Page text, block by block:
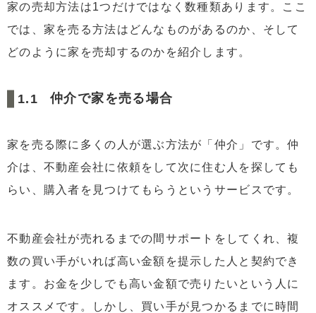
2.77.家の引き渡しをして決済を行う
2.88.確定申告を行う
リースバック業者を探す
3.3簡易査定を受ける
3.4訪問査定を受ける
3.5買取額決定
賃貸契約を結ぶ
過疎地域の老後話
家の売却方法は1つだけではなく数種類あります。ここ
では、家を売る方法はどんなものがあるのか、そして
どのように家を売却するのかを紹介します。
仲介で家を売る場合
家を売る際に多くの人が選ぶ方法が「仲介」です。仲
介は、不動産会社に依頼をして次に住む人を探しても
らい、購入者を見つけてもらうというサービスです。
不動産会社が売れるまでの間サポートをしてくれ、複
数の買い手がいれば高い金額を提示した人と契約でき
ます。お金を少しでも高い金額で売りたいという人に
オススメです。しかし、買い手が見つかるまでに時間